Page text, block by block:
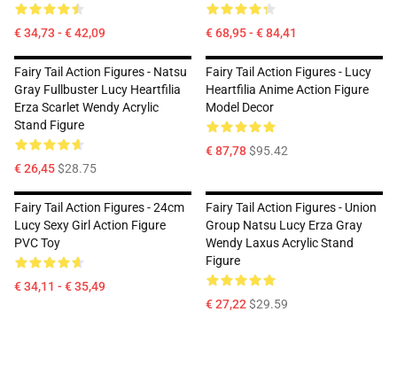
€ 34,73 - € 42,09 € 68,95 - € 84,41
Fairy Tail Action Figures - Natsu
Gray Fullbuster Lucy Heartfilia
Erza Scarlet Wendy Acrylic
Stand Figure
€ 26,45$28.75
Fairy Tail Action Figures - Lucy
Heartfilia Anime Action Figure
Model Decor
€ 87,78$95.42
Fairy Tail Action Figures - 24cm
Lucy Sexy Girl Action Figure
PVC Toy
€ 34,11 - € 35,49
Fairy Tail Action Figures - Union
Group Natsu Lucy Erza Gray
Wendy Laxus Acrylic Stand
Figure
€ 27,22$29.59